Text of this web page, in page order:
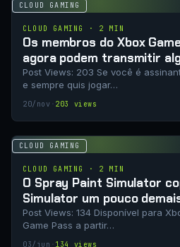
CLOUD GAMING
CLOUD GAMING · 2 MIN
Os membros do Xbox
agora podem transmitir
Post Views: 203 Se você é
e sempre quis jogar…
20/nov · 203 views
CLOUD GAMING
CLOUD GAMING · 2 MIN
O Spray Paint Simulator
Simulator um pouco
Post Views: 134 Disponível para
Game Pass a partir…
03/jun · 134 views